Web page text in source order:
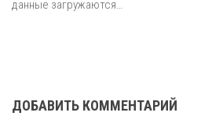
данные загружаются…
ДОБАВИТЬ КОММЕНТАРИЙ